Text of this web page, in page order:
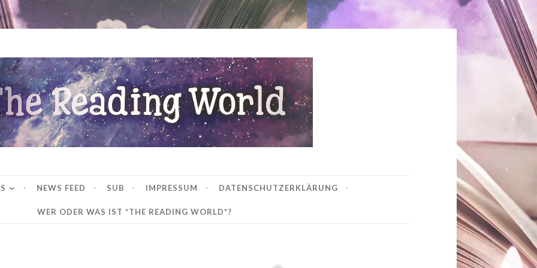
World
NEWS FEED SUB IMPRESSUM DATENSCHUTZERKLÄRUNG
WER ODER WAS IST *THE READING WORLD*?